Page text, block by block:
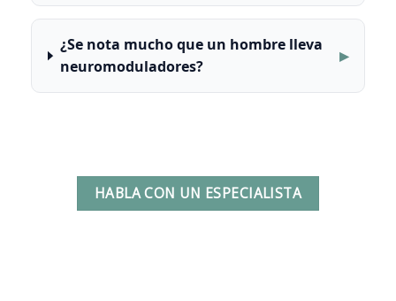
¿Se nota mucho que un hombre lleva
neuromoduladores?
HABLA CON UN ESPECIALISTA